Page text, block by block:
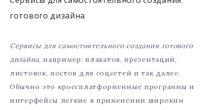
готового дизайна
Сервисы для самостоятельного создания готового
дизайна, например: плакатов, презентаций,
листовок, постов для соцсетей и так далее.
Обычно это кроссплатформенные программы и
интерфейсы легкие в применении широким